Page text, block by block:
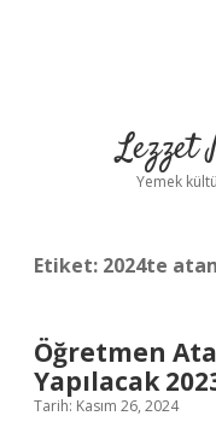
Lezzet
Yemek
Etiket: 2024te
Öğretmen
Yapılacak
Tarih: Kasım 26, 2024